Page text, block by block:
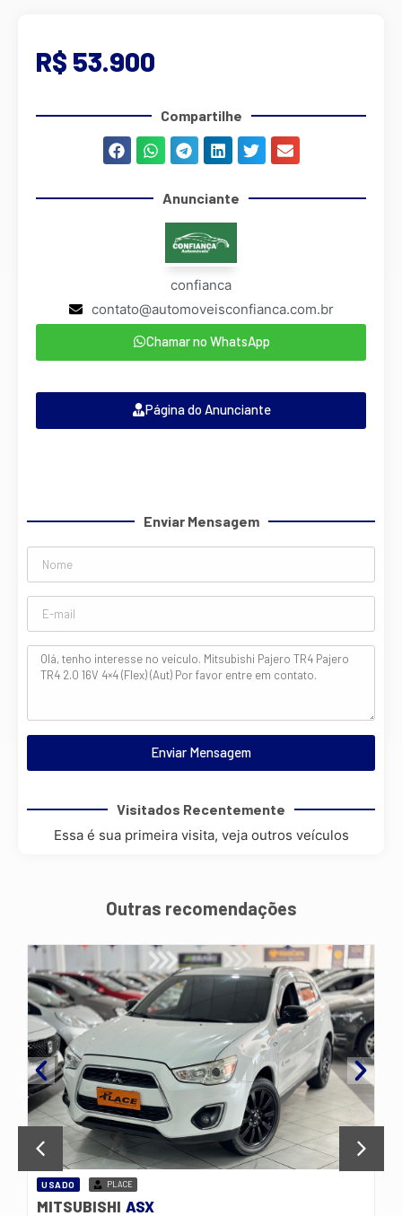
R$ 53.900
Compartilhe
Anunciante
confianca
contato@automoveisconfianca.com.br
Chamar no WhatsApp
Página do Anunciante
Enviar Mensagem
Enviar Mensagem
Visitados Recentemente
Essa é sua primeira visita, veja outros veículos
Outras recomendações
USADO PLACE
MITSUBISHI ASX